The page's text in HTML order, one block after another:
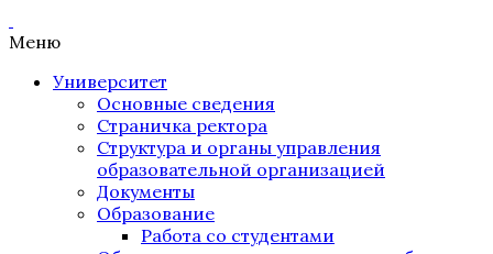
Меню
Университет
Основные сведения
Страничка ректора
Структура и органы управления
образовательной организацией
Документы
Образование
Работа со студентами